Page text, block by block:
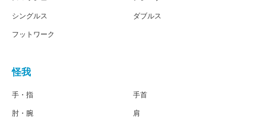
シングルス
フットワーク
ダブルス
怪我
手・指
肘・腕
手首
肩